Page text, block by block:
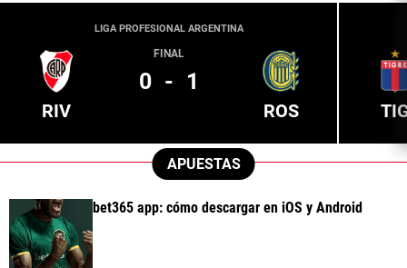
LIGA PROFESIONAL ARGENTINA
RIV
FINAL
0 - 1
ROS
APUESTAS
bet365 app: cómo descargar en iOS y Android